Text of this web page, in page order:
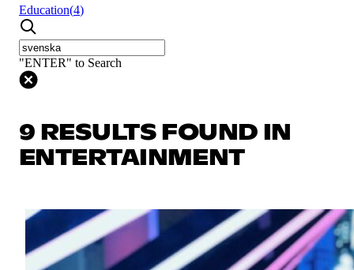
Education(4)
"ENTER" to Search
9 RESULTS FOUND IN
ENTERTAINMENT